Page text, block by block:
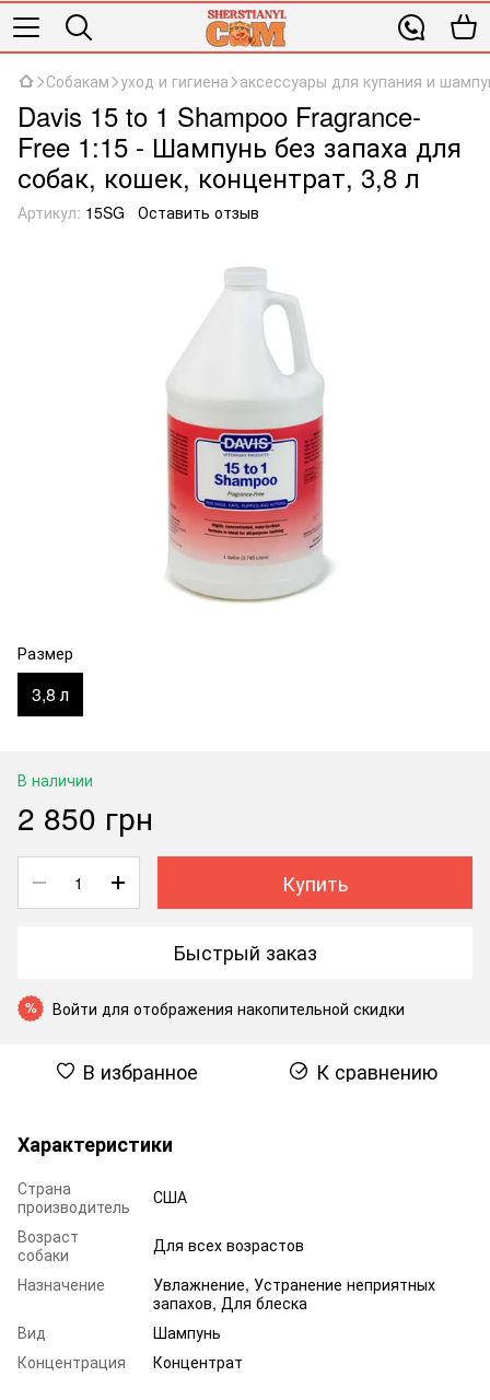
Собакам уход и гигиена аксессуары для купания и
Davis 15 to 1 Shampoo Fragrance-
Free 1:15 - Шампунь без запаха для
собак, кошек, концентрат, 3,8 л
Артикул: 15SG Оставить отзыв
Размер
3,8 л
В наличии
2 850 грн
Купить
Быстрый заказ
% Войти для отображения накопительной скидки
В избранное К сравнению
Характеристики
Страна
производитель
США
Возраст
собаки
Для всех возрастов
Назначение
Увлажнение, Устранение неприятных
запахов, Для блеска
Вид
Шампунь
Концентрация
Концентрат